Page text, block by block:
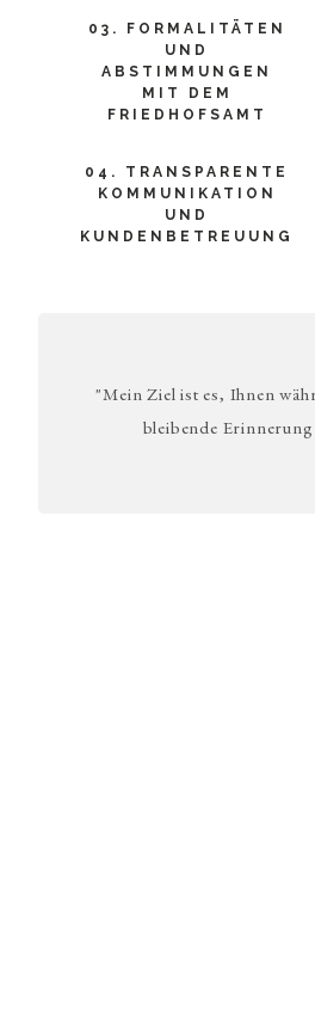
03. FORMALITÄTEN
UND
ABSTIMMUNGEN
MIT DEM
FRIEDHOFSAMT
04. TRANSPARENTE
KOMMUNIKATION
UND
KUNDENBETREUUNG
"Mein Ziel ist es, Ihnen
bleibende